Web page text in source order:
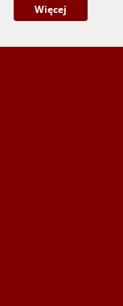
Więcej